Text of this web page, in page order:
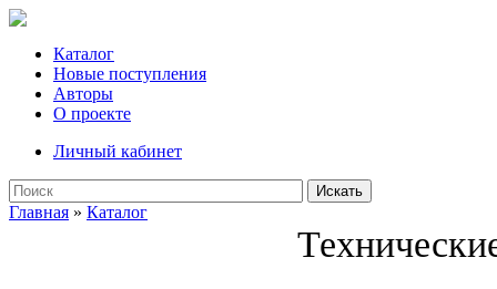
Каталог
Новые поступления
Авторы
О проекте
Личный кабинет
Искать
Главная » Каталог